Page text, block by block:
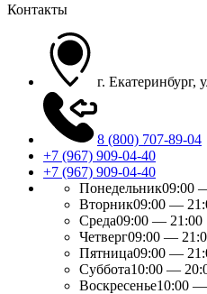
Контакты
г. Екатеринбург,
8 (800) 707-89-04
+7 (967) 909-04-40
+7 (967) 909-04-40
Понедельник09:00
Вторник09:00 —
Среда09:00 — 21:00
Четверг09:00 —
Пятница09:00 —
Суббота10:00 —
Воскресенье10:00